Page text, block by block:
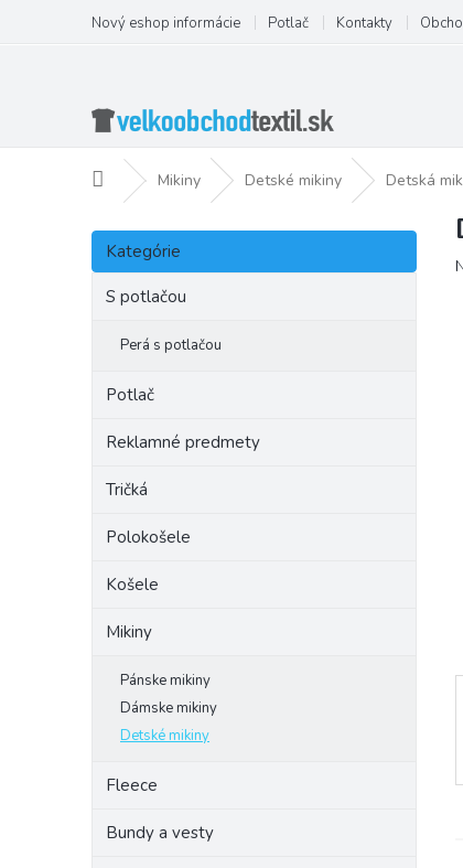
obsah
Nový eshop informácie Potlač Kontakty
DomovMikiny Detské mikiny Detská
B
č
Preskočiť
kategórie
Kategórie
S potlačou
Perá s potlačou
Potlač
Reklamné predmety
Tričká
Polokošele
Košele
Mikiny
Pánske mikiny
Dámske mikiny
Detské mikiny
Fleece
Bundy a vesty